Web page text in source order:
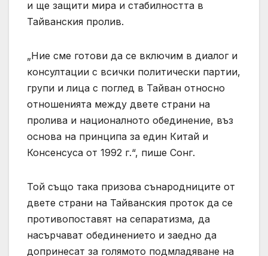
и ще защити мира и стабилността в
Тайванския пролив.
„Ние сме готови да се включим в диалог и
консултации с всички политически партии,
групи и лица с поглед в Тайван относно
отношенията между двете страни на
пролива и националното обединение, въз
основа на принципа за един Китай и
Консенсуса от 1992 г.“, пише Сонг.
Той също така призова сънародниците от
двете страни на Тайванския проток да се
противопоставят на сепаратизма, да
насърчават обединението и заедно да
допринесат за голямото подмладяване на